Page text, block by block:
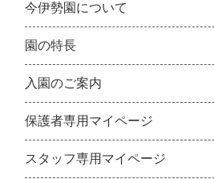
今伊勢園について
園の特長
入園のご案内
保護者専用マイページ
スタッフ専用マイページ